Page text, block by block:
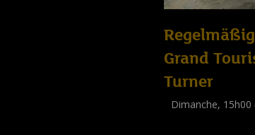
Grand
Turner
Dimanche, 15h00